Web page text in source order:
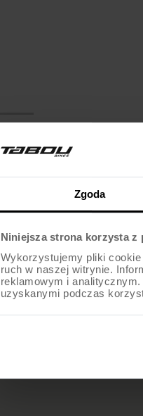
Zgoda
Niniejsza strona korzysta z
Wykorzystujemy pliki
ruch w naszej witrynie.
reklamowym i
uzyskanymi podczas